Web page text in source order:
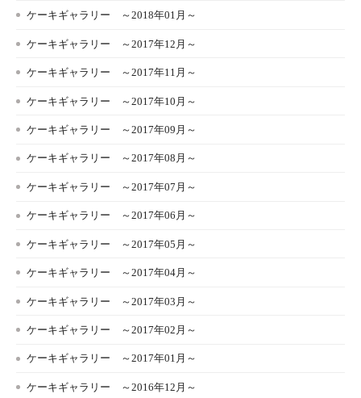
ケーキギャラリー ～2018年01月～
ケーキギャラリー ～2017年12月～
ケーキギャラリー ～2017年11月～
ケーキギャラリー ～2017年10月～
ケーキギャラリー ～2017年09月～
ケーキギャラリー ～2017年08月～
ケーキギャラリー ～2017年07月～
ケーキギャラリー ～2017年06月～
ケーキギャラリー ～2017年05月～
ケーキギャラリー ～2017年04月～
ケーキギャラリー ～2017年03月～
ケーキギャラリー ～2017年02月～
ケーキギャラリー ～2017年01月～
ケーキギャラリー ～2016年12月～